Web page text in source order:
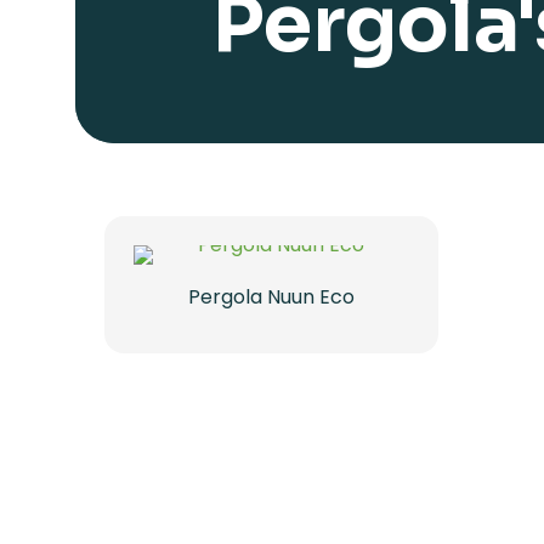
Pergola Nuun Eco